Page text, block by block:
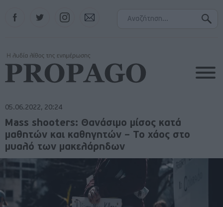
Instagram
05.06.2022, 20:24
Mass shooters: Θανάσιμο μίσος κατά
μαθητών και καθηγητών – Το χάος στο
μυαλό των μακελάρηδων